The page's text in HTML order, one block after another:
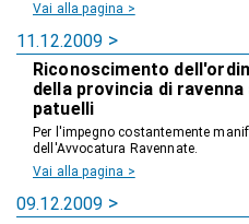
Vai alla pagina >
11.12.2009
Riconoscimento
della provincia di
patuelli
Per l'impegno costantemente
dell'Avvocatura Ravennate.
Vai alla pagina >
09.12.2009